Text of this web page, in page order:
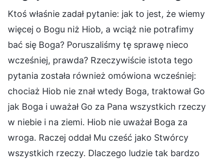
Ktoś właśnie zadał pytanie: jak to jest, że wiemy
więcej o Bogu niż Hiob, a wciąż nie potrafimy
bać się Boga? Poruszaliśmy tę sprawę nieco
wcześniej, prawda? Rzeczywiście istota tego
pytania została również omówiona wcześniej:
chociaż Hiob nie znał wtedy Boga, traktował Go
jak Boga i uważał Go za Pana wszystkich rzeczy
w niebie i na ziemi. Hiob nie uważał Boga za
wroga. Raczej oddał Mu cześć jako Stwórcy
wszystkich rzeczy. Dlaczego ludzie tak bardzo